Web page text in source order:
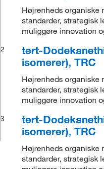
Højrenheds organiske
standarder, strategisk
muliggøre innovation
2
tert-
isomerer), TRC
Højrenheds organiske
standarder, strategisk
muliggøre innovation
3
tert-
isomerer), TRC
Højrenheds organiske
standarder, strategisk